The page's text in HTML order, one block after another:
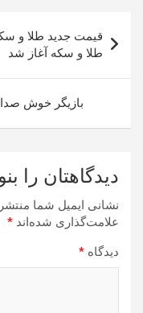
نوشتهطلا و سکه آغاز شد
بازیگر خوش
دیدگاهتان را
نشانی ایمیل شما
علامت‌گذاری شده‌اند *
دیدگاه *